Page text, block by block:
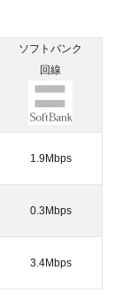
ソフトバンク
回線
1.9Mbps
0.3Mbps
3.4Mbps